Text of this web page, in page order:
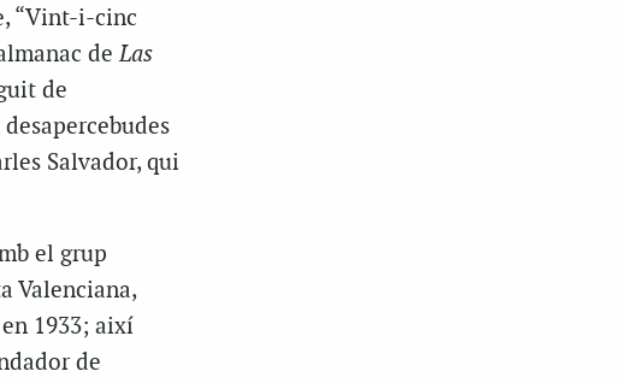
“Vint-i-cinc
deLas
de
Salvador, qui
el grup
Valenciana,
1933; així
de